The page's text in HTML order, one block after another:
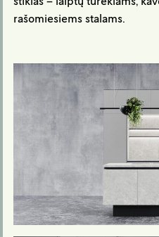
rašomiesiems stalams.